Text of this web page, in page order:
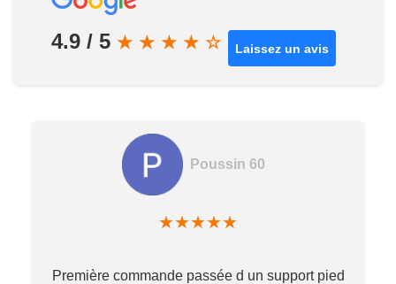
4.9 / 5 ★ ★ ★ ★ ☆ Laissez un avis
Poussin 60
★★★★★
Première commande passée d un support pied